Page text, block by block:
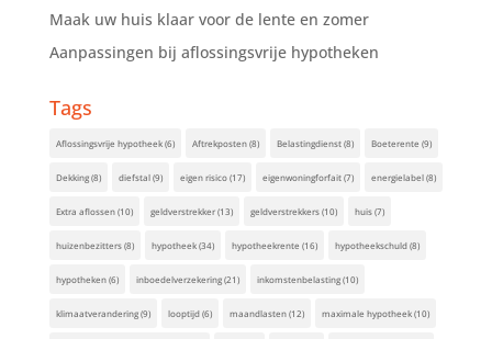
Maak uw huis klaar voor de lente en zomer
Aanpassingen bij aflossingsvrije hypotheken
Tags
Aflossingsvrije hypotheek(6) Aftrekposten(8) Belastingdienst(8) Boeterente (9)
Dekking(8) diefstal(9) eigen risico(17) eigenwoningforfait(7) energielabel(8)
Extra aflossen(10) geldverstrekker(13) geldverstrekkers(10) huis(7)
huizenbezitters(8) hypotheek(34) hypotheekrente (16) hypotheekschuld(8)
hypotheken(6) inboedelverzekering(21) inkomstenbelasting(10)
klimaatverandering(9) looptijd(6) maandlasten(12) maximale hypotheek(10)